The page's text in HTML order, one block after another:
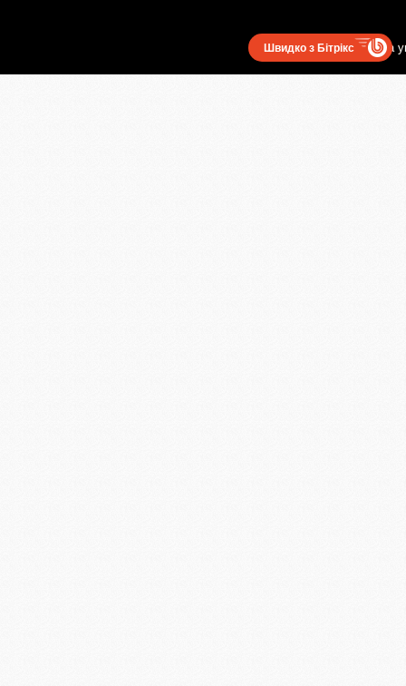
Користувацька
Швидко з Бітрікс